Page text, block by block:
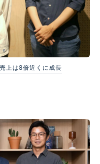
上は8倍近くに成長